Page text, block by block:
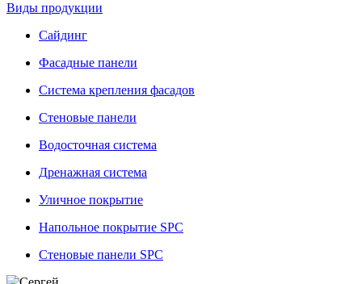
Виды продукции
Сайдинг
Фасадные панели
Система крепления фасадов
Стеновые панели
Водосточная система
Дренажная система
Уличное покрытие
Напольное покрытие SPC
Стеновые панели SPC